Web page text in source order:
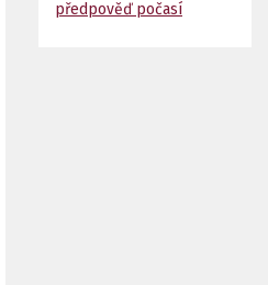
předpověď počasí